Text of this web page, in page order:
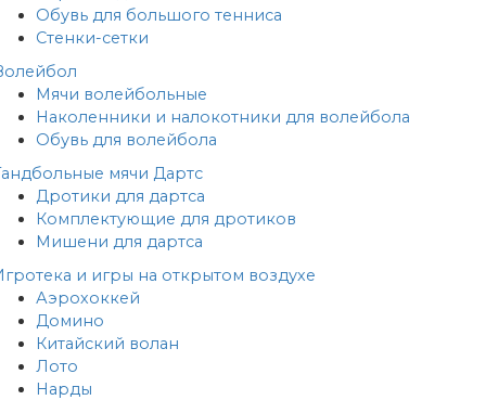
Обувь для большого тенниса
Стенки-сетки
Мячи волейбольные
Наколенники и налокотники для волейбола
Обувь для волейбола
мячи Дартс
Дротики для дартса
Комплектующие для дротиков
Мишени для дартса
и игры на открытом воздухе
Аэрохоккей
Домино
Китайский волан
Лото
Нарды